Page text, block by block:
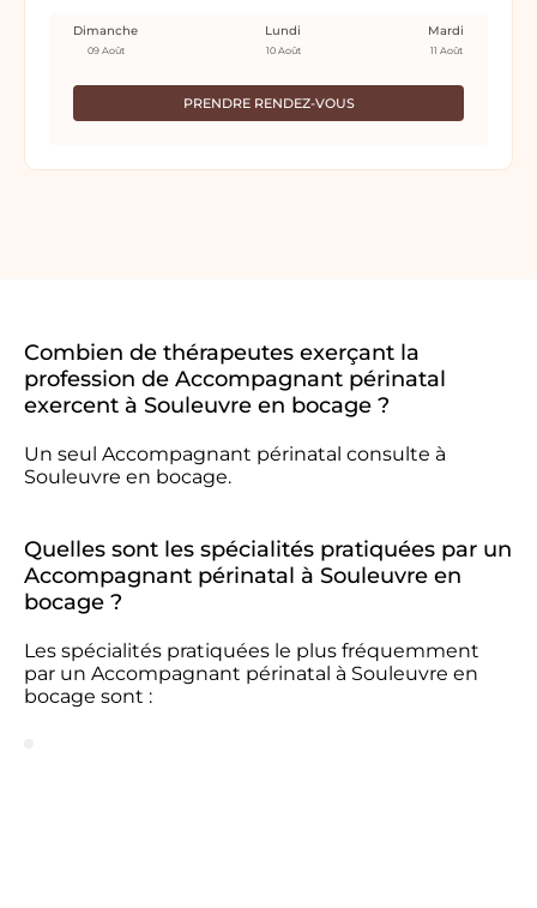
PRENDRE RENDEZ-VOUS
Dimanche
09 Août
Lundi
10 Août
Mardi
11 Août
Combien de thérapeutes exerçant la
profession de Accompagnant périnatal
exercent à Souleuvre en bocage ?
Un seul Accompagnant périnatal consulte à
Souleuvre en bocage.
Quelles sont les spécialités pratiquées par un
Accompagnant périnatal à Souleuvre en
bocage ?
Les spécialités pratiquées le plus fréquemment
par un Accompagnant périnatal à Souleuvre en
bocage sont :